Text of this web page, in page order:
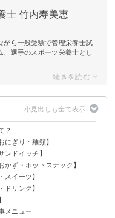
士 竹内寿美恵
がら一般受験で管理栄養士試
、選手のスポーツ栄養士とし
？
ポイント
にぎり・麺類】
ー大麦入り）
ンドイッチ】
かず・ホットスナック】
スイーツ】
ドリンク】
メニュー